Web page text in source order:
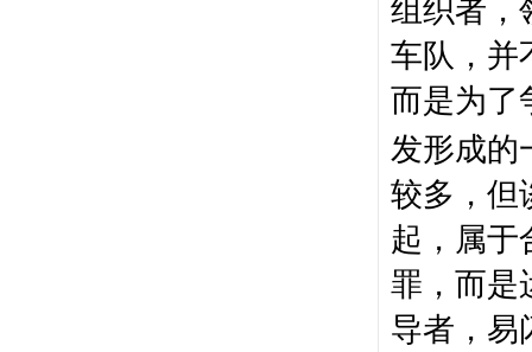
组织者，
车队，并
而是为了
发形成的
较多，但
起，属于
罪，而是
导者，易